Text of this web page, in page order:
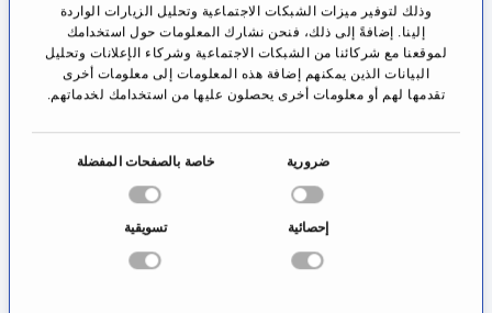
وذلك لتوفير ميزات الشبكات الاجتماعية وتحليل الزيارات الواردة
إلينا. إضافةً إلى ذلك، فنحن نشارك المعلومات حول استخدامك
لموقعنا مع شركائنا من الشبكات الاجتماعية وشركاء الإعلانات وتحليل
البيانات الذين يمكنهم إضافة هذه المعلومات إلى معلومات أخرى
تقدمها لهم أو معلومات أخرى يحصلون عليها من استخدامك لخدماتهم.
ضرورية خاصة بالصفحات المفضلة
إحصائية تسويقية
في صفاق البطن (سرطان الصفاق). هنا يمكن بشكل
جزئي الاستعانة بوسائل جراحية طفيفة التوغل أيضاً حتى
في التدخلات المعقدة متعددة الاختصاص.
هناك مزايا مختلفة للجراحة طفيفة التوغل، سواء من
جانب تحسين فرص الشفاء أو من ناحية العبء
المحسوس من المريض بشكل شخصي عبر العملية.
تعتبر النتيجة الأفضل تجميليا عبر ندبات صغيرة لا يمكن
رؤيتها بعد العملية في الغالب شيئاً ثانوياً. الأهم من ذلك